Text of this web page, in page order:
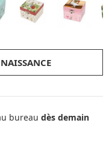
bureau dès demain